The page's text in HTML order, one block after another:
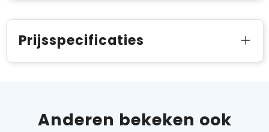
Prijsspecificaties
Anderen bekeken ook